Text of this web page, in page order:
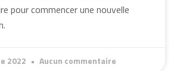
pour commencer une nouvelle
2022 Aucun commentaire